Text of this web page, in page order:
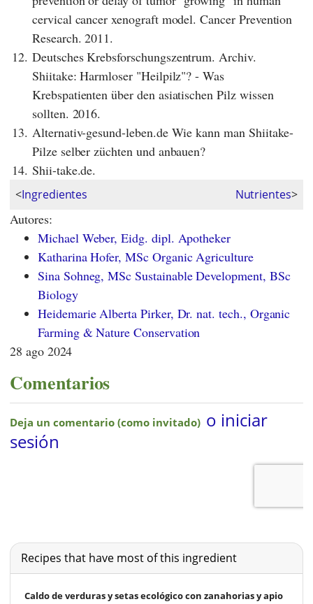
cervical cancer xenograft model. Cancer Prevention
Research. 2011.
12. Deutsches Krebsforschungszentrum. Archiv.
Shiitake: Harmloser "Heilpilz"? - Was
Krebspatienten über den asiatischen Pilz wissen
sollten. 2016.
13. Alternativ-gesund-leben.de Wie kann man Shiitake-
Pilze selber züchten und anbauen?
14. Shii-take.de.
<Ingredientes Nutrientes>
Autores:
Michael Weber, Eidg. dipl. Apotheker
Katharina Hofer, MSc Organic Agriculture
Sina Sohneg, MSc Sustainable Development, BSc
Biology
Heidemarie Alberta Pirker, Dr. nat. tech., Organic
Farming & Nature Conservation
28 ago 2024
Comentarios
Recipes that have most of this ingredient
Caldo de verduras y setas ecológico con zanahorias y apio